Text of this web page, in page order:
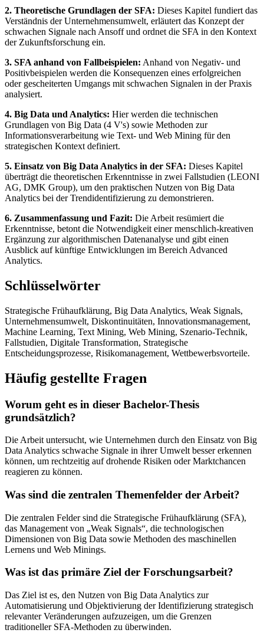
2. Theoretische Grundlagen der SFA: Dieses Kapitel fundiert das
Verständnis der Unternehmensumwelt, erläutert das Konzept der
schwachen Signale nach Ansoff und ordnet die SFA in den Kontext
der Zukunftsforschung ein.
3. SFA anhand von Fallbeispielen: Anhand von Negativ- und
Positivbeispielen werden die Konsequenzen eines erfolgreichen
oder gescheiterten Umgangs mit schwachen Signalen in der Praxis
analysiert.
4. Big Data und Analytics: Hier werden die technischen
Grundlagen von Big Data (4 V's) sowie Methoden zur
Informationsverarbeitung wie Text- und Web Mining für den
strategischen Kontext definiert.
5. Einsatz von Big Data Analytics in der SFA: Dieses Kapitel
überträgt die theoretischen Erkenntnisse in zwei Fallstudien (LEONI
AG, DMK Group), um den praktischen Nutzen von Big Data
Analytics bei der Trendidentifizierung zu demonstrieren.
6. Zusammenfassung und Fazit: Die Arbeit resümiert die
Erkenntnisse, betont die Notwendigkeit einer menschlich-kreativen
Ergänzung zur algorithmischen Datenanalyse und gibt einen
Ausblick auf künftige Entwicklungen im Bereich Advanced
Analytics.
Schlüsselwörter
Strategische Frühaufklärung, Big Data Analytics, Weak Signals,
Unternehmensumwelt, Diskontinuitäten, Innovationsmanagement,
Machine Learning, Text Mining, Web Mining, Szenario-Technik,
Fallstudien, Digitale Transformation, Strategische
Entscheidungsprozesse, Risikomanagement, Wettbewerbsvorteile.
Häufig gestellte Fragen
Worum geht es in dieser Bachelor-Thesis
grundsätzlich?
Die Arbeit untersucht, wie Unternehmen durch den Einsatz von Big
Data Analytics schwache Signale in ihrer Umwelt besser erkennen
können, um rechtzeitig auf drohende Risiken oder Marktchancen
reagieren zu können.
Was sind die zentralen Themenfelder der Arbeit?
Die zentralen Felder sind die Strategische Frühaufklärung (SFA),
das Management von „Weak Signals“, die technologischen
Dimensionen von Big Data sowie Methoden des maschinellen
Lernens und Web Minings.
Was ist das primäre Ziel der Forschungsarbeit?
Das Ziel ist es, den Nutzen von Big Data Analytics zur
Automatisierung und Objektivierung der Identifizierung strategisch
relevanter Veränderungen aufzuzeigen, um die Grenzen
traditioneller SFA-Methoden zu überwinden.